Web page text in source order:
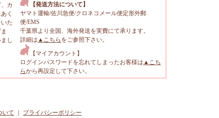
カ
く
た
し
【発送方法について】
ヤマト運輸/佐川急便/クロネコメール便定形外郵
便/EMS
千葉県より全国、海外発送を実費にて承ります。
詳細は ▲こちら をご参照下さい。
【マイアカウント】
ログインパスワードを忘れてしまったお客様は ▲こち
らから再設定して下さい。
いて プライバシーポリシー